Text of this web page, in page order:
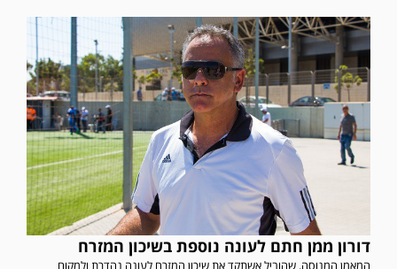
דורון ממן חתם לעונה נוספת בשיכון המזרח
המאמן המנוסה, שהוביל אשתקד את שיכון המזרח לעונה נהדרת ולמקום